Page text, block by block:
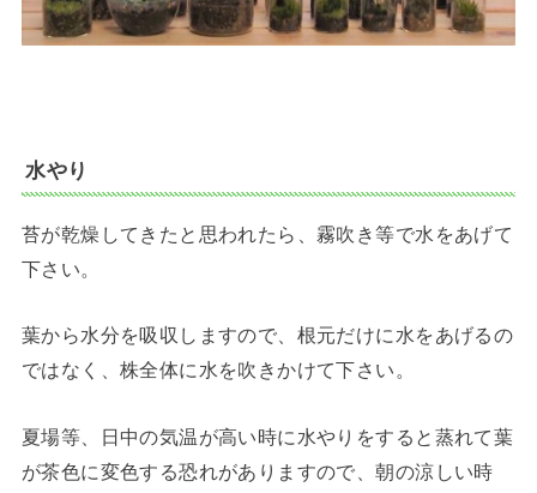
水やり
苔が乾燥してきたと思われたら、霧吹き等で水をあげて
下さい。
葉から水分を吸収しますので、根元だけに水をあげるの
ではなく、株全体に水を吹きかけて下さい。
夏場等、日中の気温が高い時に水やりをすると蒸れて葉
が茶色に変色する恐れがありますので、朝の涼しい時